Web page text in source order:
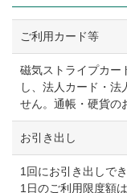
ご利用カード等
磁気ストライプカー
し、法人カード・法
せん。通帳・硬貨の
お引き出し
1回にお引き出しで
1日のご利用限度額